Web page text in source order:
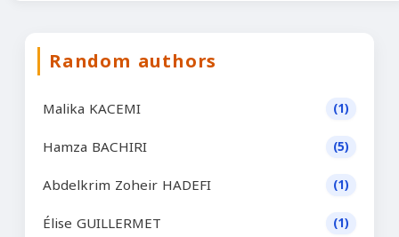
Random authors
Malika KACEMI (1)
Hamza BACHIRI (5)
Abdelkrim Zoheir HADEFI (1)
Élise GUILLERMET (1)